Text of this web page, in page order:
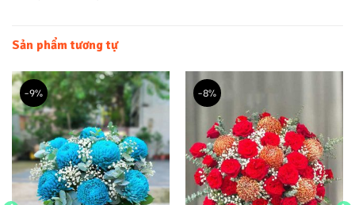
Sản phẩm tương tự
-9% -8%